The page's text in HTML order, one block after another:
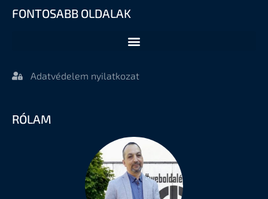
FONTOSABB OLDALAK
Adatvédelem nyilatkozat
RÓLAM